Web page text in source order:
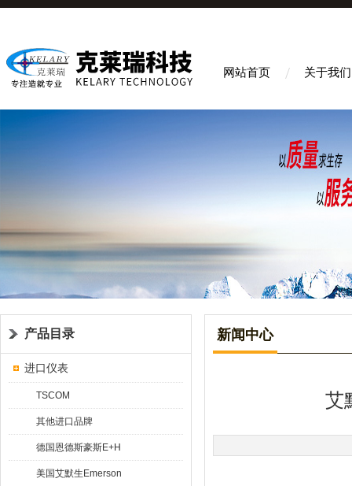
网站首页 关于我们
产品目录
进口仪表
TSCOM
其他进口品牌
德国恩德斯豪斯E+H
美国艾默生Emerson
新闻中心
艾